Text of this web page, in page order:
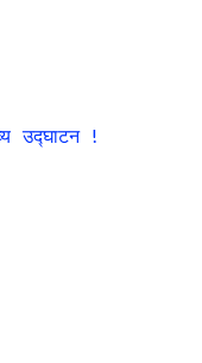
उद्घाटन !
समापन